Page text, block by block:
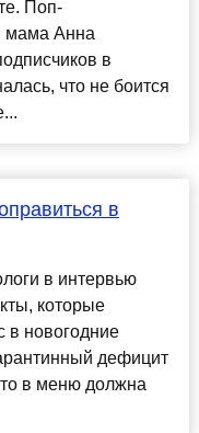
Поп-
мама Анна
в
что не боится
в
в интервью
которые
в новогодние
дефицит
в меню должна